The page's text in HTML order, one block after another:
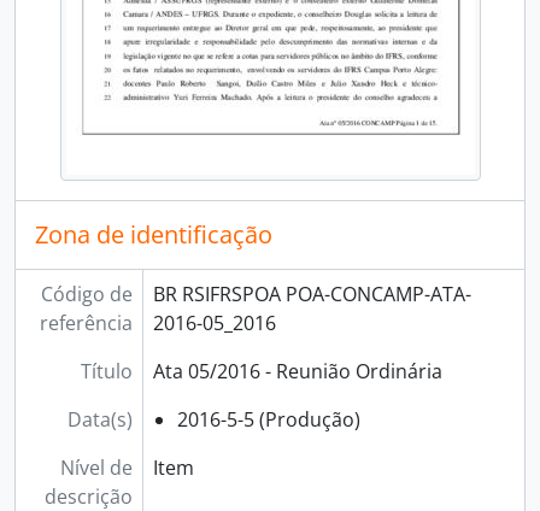
[Grupo] Diretoria de Gestão de Pessoas
[Grupo] Diretoria de Pesquisa, Pós-Graduação e Inovação
[Grupo] Núcleo de Memória
Zona de identificação
Código de
referência
BR RSIFRSPOA POA-CONCAMP-ATA-
2016-05_2016
Título
Ata 05/2016 - Reunião Ordinária
Data(s)
2016-5-5 (Produção)
Nível de
descrição
Item